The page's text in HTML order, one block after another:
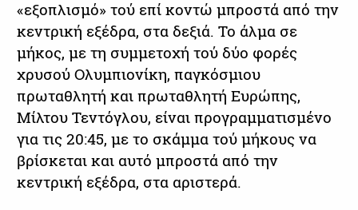
«εξοπλισμό» τού επί κοντώ μπροστά από την
κεντρική εξέδρα, στα δεξιά. Το άλμα σε
μήκος, με τη συμμετοχή τού δύο φορές
χρυσού Ολυμπιονίκη, παγκόσμιου
πρωταθλητή και πρωταθλητή Ευρώπης,
Μίλτου Τεντόγλου, είναι προγραμματισμένο
για τις 20:45, με το σκάμμα τού μήκους να
βρίσκεται και αυτό μπροστά από την
κεντρική εξέδρα, στα αριστερά.